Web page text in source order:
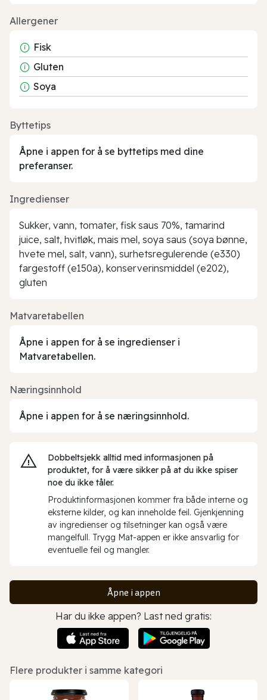
Allergener
Fisk
Gluten
Soya
Byttetips
Åpne i appen for å se byttetips med dine
preferanser.
Ingredienser
Sukker, vann, tomater, fisk saus 70%, tamarind
juice, salt, hvitløk, mais mel, soya saus (soya bønne,
hvete mel, salt, vann), surhetsregulerende (e330)
fargestoff (e150a), konserverinsmiddel (e202),
gluten
Matvaretabellen
Åpne i appen for å se ingredienser i
Matvaretabellen.
Næringsinnhold
Åpne i appen for å se næringsinnhold.
Dobbeltsjekk alltid med informasjonen på
produktet, for å være sikker på at du ikke spiser
noe du ikke tåler.
Produktinformasjonen kommer fra både interne og
eksterne kilder, og kan inneholde feil. Gjenkjenning
av ingredienser og tilsetninger kan også være
mangelfull. Trygg Mat-appen er ikke ansvarlig for
eventuelle feil og mangler.
Åpne i appen
Har du ikke appen? Last ned gratis:
Flere produkter i samme kategori